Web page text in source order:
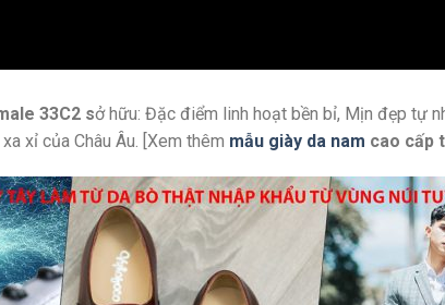
33C2 sở hữu: Đặc điểm linh hoạt bền bỉ, Mịn đẹp tự
xỉ của Châu Âu. [Xem thêm mẫu giày da nam cao cấp